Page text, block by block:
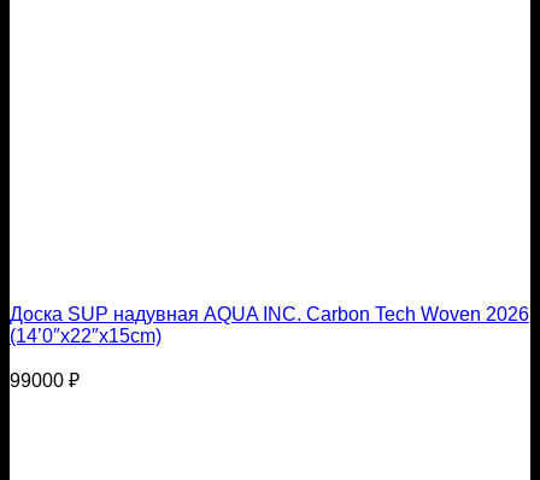
Доска SUP надувная AQUA INC. Carbon Tech Woven 2026
(14’0″x22″х15cm)
99000 ₽